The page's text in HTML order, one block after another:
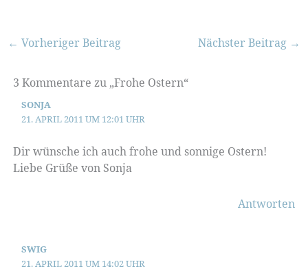
← Vorheriger Beitrag Nächster Beitrag →
3 Kommentare zu „Frohe Ostern“
SONJA
21. APRIL 2011 UM 12:01 UHR
Dir wünsche ich auch frohe und sonnige Ostern!
Liebe Grüße von Sonja
Antworten
SWIG
21. APRIL 2011 UM 14:02 UHR